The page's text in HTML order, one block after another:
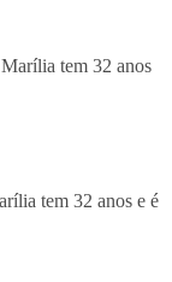
tem 32 anos e é